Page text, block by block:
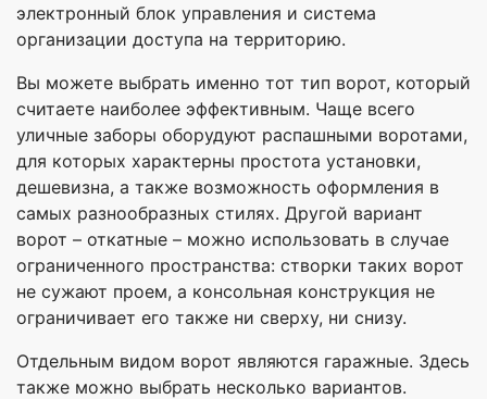
электронный блок управления и система
организации доступа на территорию.
Вы можете выбрать именно тот тип ворот, который
считаете наиболее эффективным. Чаще всего
уличные заборы оборудуют распашными воротами,
для которых характерны простота установки,
дешевизна, а также возможность оформления в
самых разнообразных стилях. Другой вариант
ворот – откатные – можно использовать в случае
ограниченного пространства: створки таких ворот
не сужают проем, а консольная конструкция не
ограничивает его также ни сверху, ни снизу.
Отдельным видом ворот являются гаражные. Здесь
также можно выбрать несколько вариантов.